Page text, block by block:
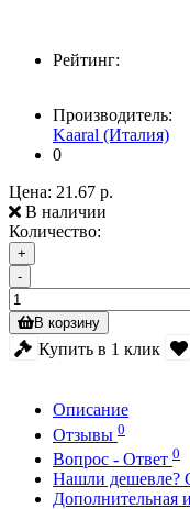
Рейтинг:
Производитель:
Kaaral (Италия)
0
Цена: 21.67 р.
В наличии
Количество:
+
-
В корзину
Купить в 1 клик
Описание
Отзывы 0
Вопрос - Ответ 0
Нашли дешевле?
Дополнительная